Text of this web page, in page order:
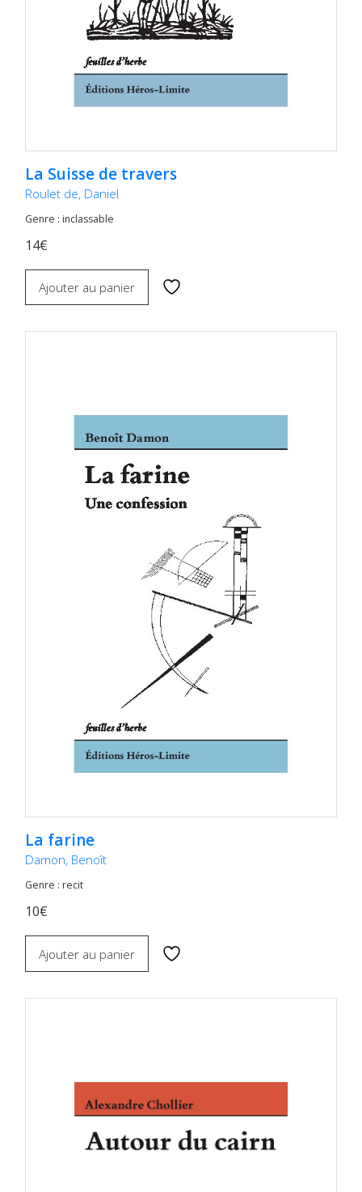
La Suisse de travers
Roulet de, Daniel
Genre : inclassable
14€
Ajouter au panier
La farine
Damon, Benoît
Genre : recit
10€
Ajouter au panier